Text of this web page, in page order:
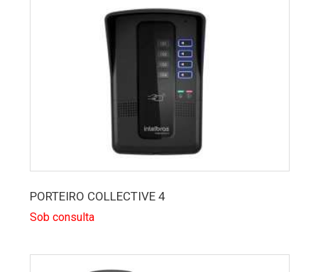
PORTEIRO COLLECTIVE 4
Sob consulta